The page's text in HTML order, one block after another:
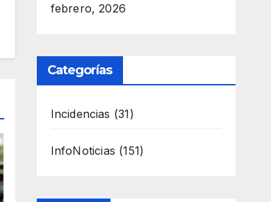
febrero, 2026
Categorías
Incidencias (31)
InfoNoticias (151)